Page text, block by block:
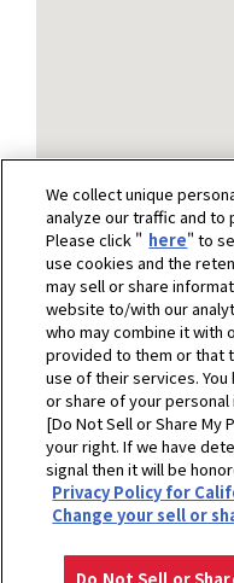
展示会チラシ
チラシ
ホーム
ヤンマーアグリジャパ
展示会・イベント情報
2018
Copyright © YANMAR
プライバシーポリシー
We collect unique
analyze our traffic and to
Please click " here" to
use cookies and the
may sell or share
website to/with our
who may combine it with
provided to them or that
use of their services.
or share of your
[Do Not Sell or Share My
your right. If we have
signal then it will be
Privacy Policy for
Change your sell or